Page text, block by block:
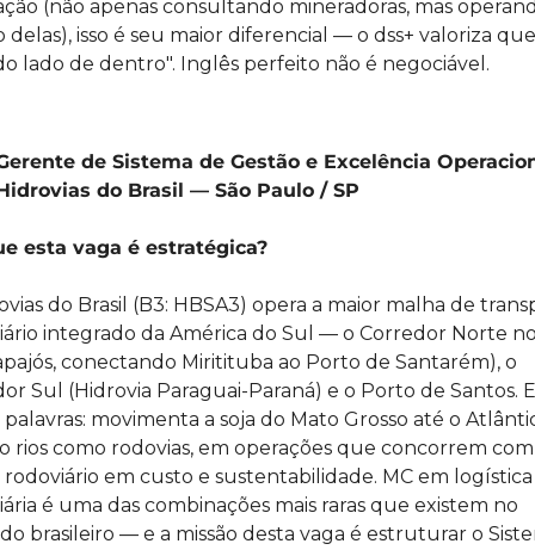
(não apenas consultando mineradoras, mas
isso é seu maior diferencial — o dss+ valoriza
lado de dentro". Inglês perfeito não é negociável.
de Sistema de Gestão e Excelência
do Brasil — São Paulo / SP
esta vaga é estratégica?
do Brasil (B3: HBSA3) opera a maior malha de
integrado da América do Sul — o Corredor Norte
conectando Miritituba ao Porto de Santarém), o
Sul (Hidrovia Paraguai-Paraná) e o Porto de Santos.
movimenta a soja do Mato Grosso até o
rios como rodovias, em operações que concorrem
em custo e sustentabilidade. MC em logística
é uma das combinações mais raras que existem no
brasileiro — e a missão desta vaga é estruturar o